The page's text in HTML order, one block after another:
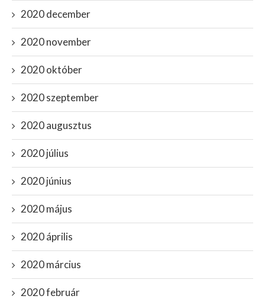
2020 december
2020 november
2020 október
2020 szeptember
2020 augusztus
2020 július
2020 június
2020 május
2020 április
2020 március
2020 február